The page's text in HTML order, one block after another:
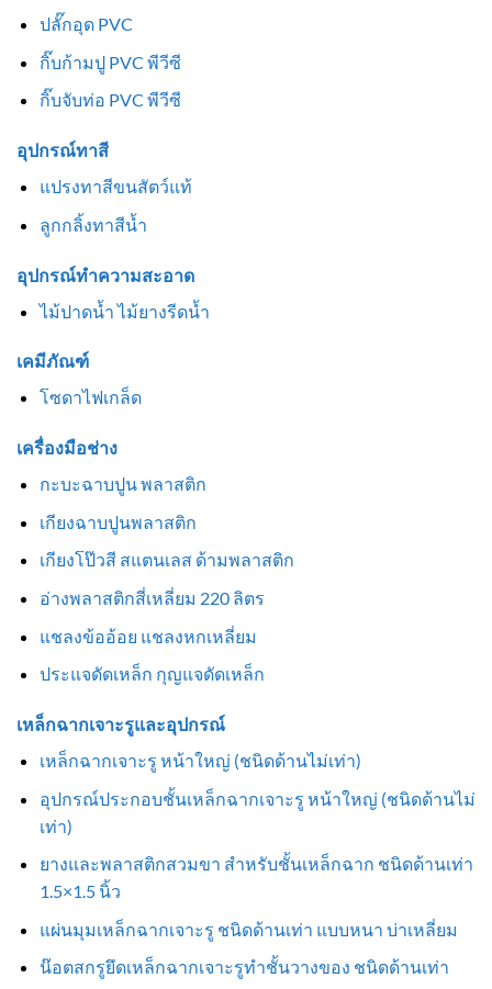
ปลั๊กอุด PVC
กิ๊บก้ามปู PVC พีวีซี
กิ๊บจับท่อ PVC พีวีซี
อุปกรณ์ทาสี
แปรงทาสีขนสัตว์แท้
ลูกกลิ้งทาสีน้ำ
อุปกรณ์ทำความสะอาด
ไม้ปาดน้ำ ไม้ยางรีดน้ำ
เคมีภัณฑ์
โซดาไฟเกล็ด
เครื่องมือช่าง
กะบะฉาบปูน พลาสติก
เกียงฉาบปูนพลาสติก
เกียงโป๊วสี สแตนเลส ด้ามพลาสติก
อ่างพลาสติกสี่เหลี่ยม 220 ลิตร
แชลงข้ออ้อย แชลงหกเหลี่ยม
ประแจดัดเหล็ก กุญแจดัดเหล็ก
เหล็กฉากเจาะรูและอุปกรณ์
เหล็กฉากเจาะรู หน้าใหญ่ (ชนิดด้านไม่เท่า)
อุปกรณ์ประกอบชั้นเหล็กฉากเจาะรู หน้าใหญ่ (ชนิดด้านไม่
เท่า)
ยางและพลาสติกสวมขา สำหรับชั้นเหล็กฉาก ชนิดด้านเท่า
1.5×1.5 นิ้ว
แผ่นมุมเหล็กฉากเจาะรู ชนิดด้านเท่า แบบหนา บ่าเหลี่ยม
น๊อตสกรูยึดเหล็กฉากเจาะรูทำชั้นวางของ ชนิดด้านเท่า